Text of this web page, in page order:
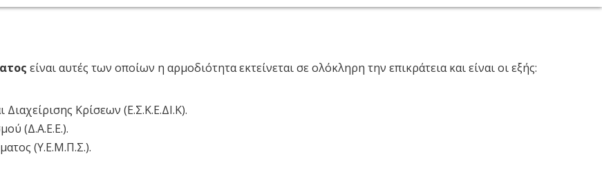
είναι αυτές των οποίων η αρμοδιότητα εκτείνεται σε ολόκληρη την επικράτεια και είναι οι εξής:
Κρίσεων (Ε.Σ.Κ.Ε.ΔΙ.Κ).
(Δ.Α.Ε.Ε.).
(Υ.Ε.Μ.Π.Σ.).